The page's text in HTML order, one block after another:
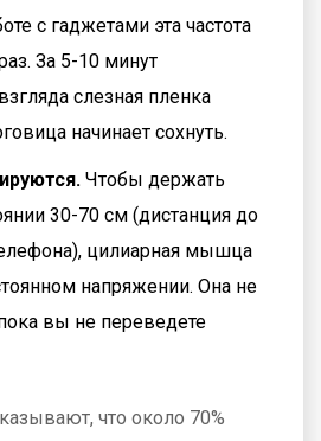
с гаджетами эта частота
За 5-10 минут
слезная пленка
начинает сохнуть.
Чтобы держать
30-70 см (дистанция до
цилиарная мышца
напряжении. Она не
вы не переведете
что около 70%